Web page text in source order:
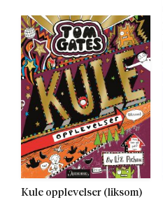
Kule opplevelser (liksom)